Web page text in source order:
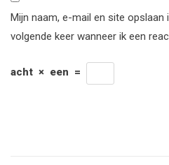
Mijn naam, e-mail en site
volgende keer wanneer ik een
acht × een =